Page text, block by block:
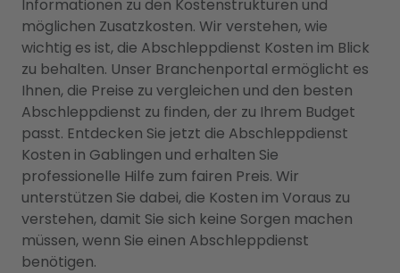
Informationen zu den Kostenstrukturen und
möglichen Zusatzkosten. Wir verstehen, wie
wichtig es ist, die Abschleppdienst Kosten im Blick
zu behalten. Unser Branchenportal ermöglicht es
Ihnen, die Preise zu vergleichen und den besten
Abschleppdienst zu finden, der zu Ihrem Budget
passt. Entdecken Sie jetzt die Abschleppdienst
Kosten in Gablingen und erhalten Sie
professionelle Hilfe zum fairen Preis. Wir
unterstützen Sie dabei, die Kosten im Voraus zu
verstehen, damit Sie sich keine Sorgen machen
müssen, wenn Sie einen Abschleppdienst
benötigen.